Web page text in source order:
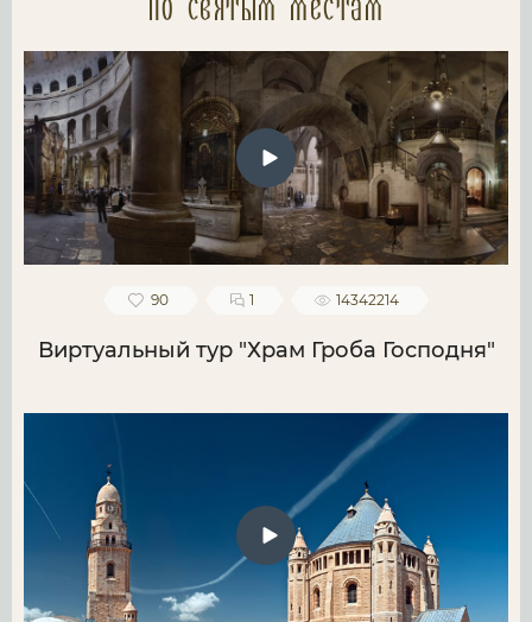
по святым местам
90 1 14342214
Виртуальный тур "Храм Гроба Господня"